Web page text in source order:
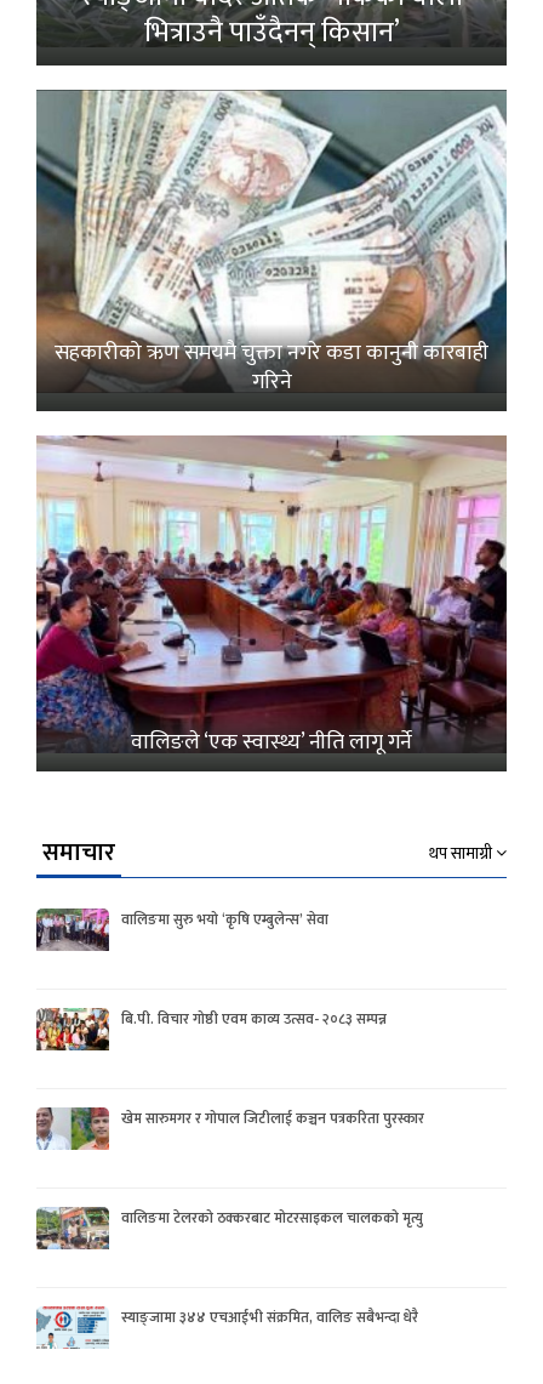
भित्राउनै पाउँदैनन् किसान’
सहकारीको ऋण समयमै चुक्ता नगरे कडा कानुनी कारबाही
गरिने
वालिङले ‘एक स्वास्थ्य’ नीति लागू गर्ने
समाचार थप सामाग्री
वालिङमा सुरु भयो ‘कृषि एम्बुलेन्स’ सेवा
बि.पी. विचार गोष्ठी एवम काव्य उत्सव- २०८३ सम्पन्न
खेम सारुमगर र गोपाल जिटीलाई कञ्चन पत्रकरिता पुरस्कार
वालिङमा टेलरको ठक्करबाट मोटरसाइकल चालकको मृत्यु
स्याङ्जामा ३४४ एचआईभी संक्रमित, वालिङ सबैभन्दा धेरै